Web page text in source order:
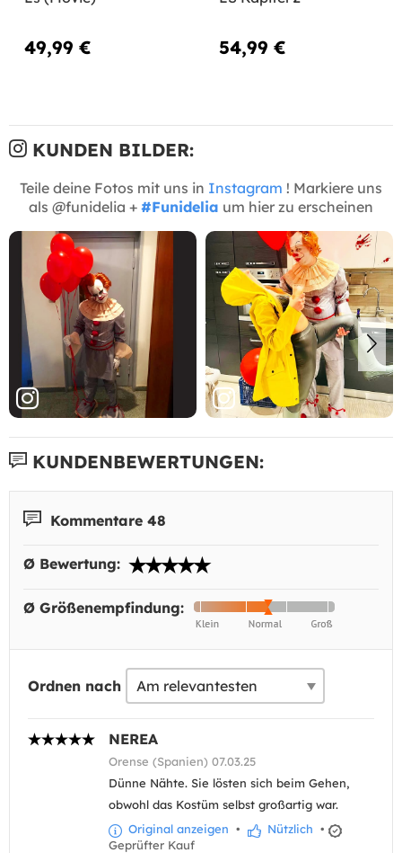
49,99 € 54,99 €
KUNDEN BILDER:
Teile deine Fotos mit uns in Instagram ! Markiere uns
als @funidelia + #Funidelia um hier zu erscheinen
KUNDENBEWERTUNGEN:
Kommentare 48
Ø Bewertung:
Ø Größenempfindung:
Ordnen nach
NEREA
Orense (Spanien) 07.03.25
Dünne Nähte. Sie lösten sich beim Gehen,
obwohl das Kostüm selbst großartig war.
Original anzeigen • Nützlich •
Geprüfter Kauf